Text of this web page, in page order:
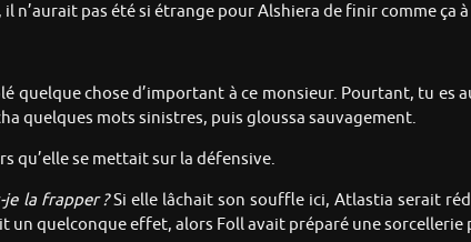
pas été si étrange pour Alshiera de finir comme ça
quelque chose d’important à ce monsieur. Pourtant, tu es
quelques mots sinistres, puis gloussa sauvagement.
qu’elle se mettait sur la défensive.
la frapper ?Si elle lâchait son souffle ici, Atlastia serait
un quelconque effet, alors Foll avait préparé une